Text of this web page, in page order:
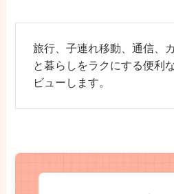
旅行、子連れ移動、通信、
と暮らしをラクにする便利
ビューします。